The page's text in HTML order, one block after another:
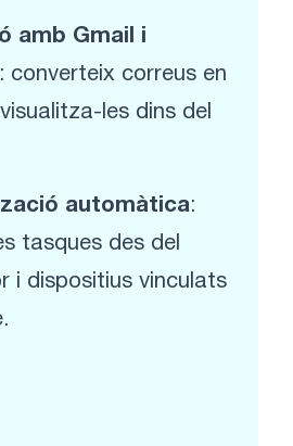
amb Gmail i
: converteix correus en
les dins del
automàtica:
tasques des del
i dispositius vinculats